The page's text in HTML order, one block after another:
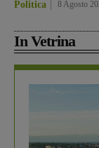
Politica 8 Agosto
In Vetrina